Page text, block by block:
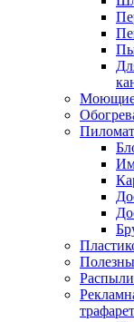
Моющие